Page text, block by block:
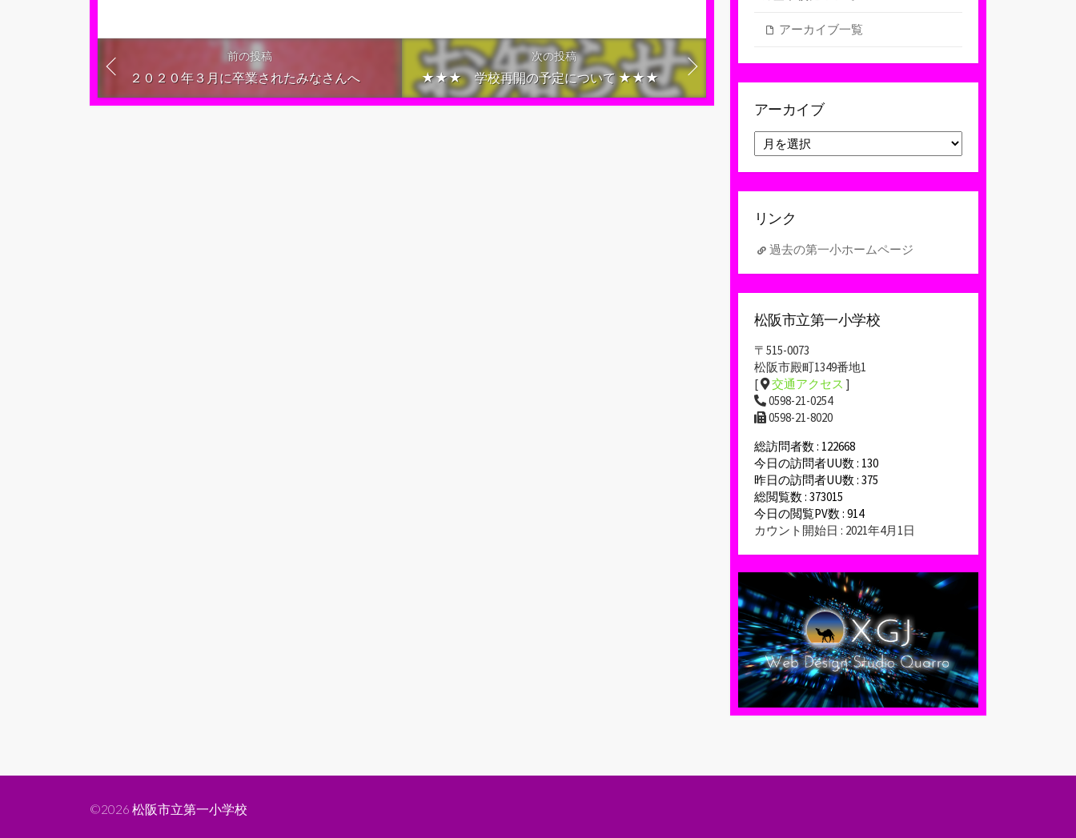
前の投稿
２０２０年３月に卒業されたみなさんへ
次の投稿
★★★ 学校再開の予定について ★★★
アーカイブ一覧
アーカイブ
ー
カ
イ
リンク
過去の第一小ホームページ
松阪市立第一小学校
〒515-0073
松阪市殿町1349番地1
[
交通アクセス ]
0598-21-0254
0598-21-8020
総訪問者数 : 122668
今日の訪問者UU数 : 130
昨日の訪問者UU数 : 375
総閲覧数 : 373015
今日の閲覧PV数 : 914
カウント開始日 : 2021年4月1日
©2026 松阪市立第一小学校